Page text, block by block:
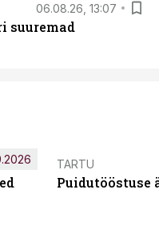
06.08.26, 13:07
suuremad
TARTU
Puidutööstuse